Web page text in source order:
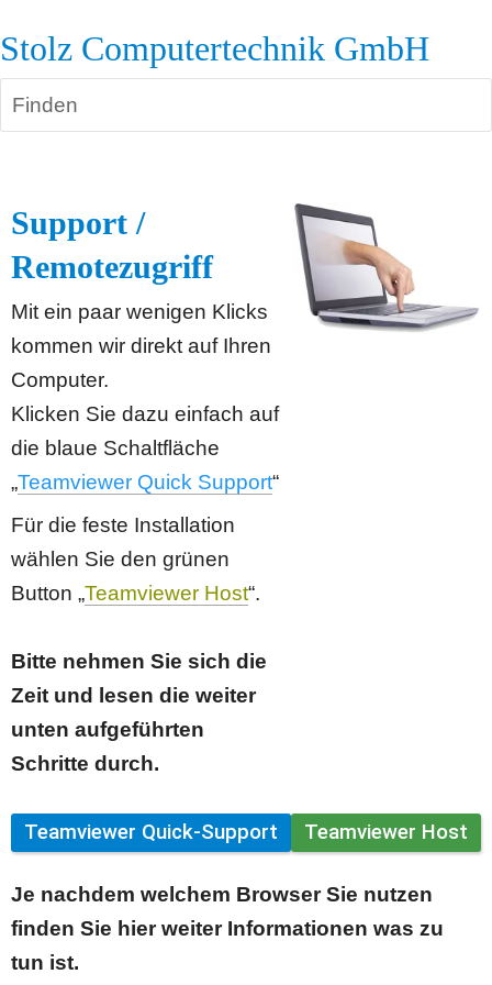
Stolz Computertechnik GmbH
Finden
Support /
Remotezugriff
Mit ein paar wenigen Klicks
kommen wir direkt auf Ihren
Computer.
Klicken Sie dazu einfach auf
die blaue Schaltfläche
„Teamviewer Quick Support“
Für die feste Installation
wählen Sie den grünen
Button „Teamviewer Host“.
Bitte nehmen Sie sich die
Zeit und lesen die weiter
unten aufgeführten
Schritte durch.
Teamviewer Quick-Support Teamviewer Host
Je nachdem welchem Browser Sie nutzen
finden Sie hier weiter Informationen was zu
tun ist.